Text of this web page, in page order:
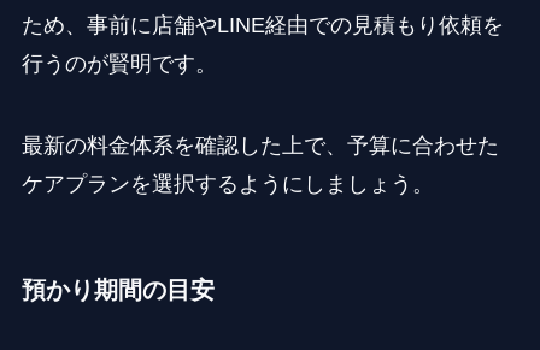
ため、事前に店舗やLINE経由での見積もり依頼を
行うのが賢明です。
最新の料金体系を確認した上で、予算に合わせた
ケアプランを選択するようにしましょう。
預かり期間の目安